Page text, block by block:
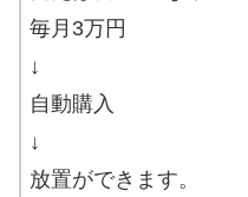
毎月3万円
↓
自動購入
↓
放置ができます。